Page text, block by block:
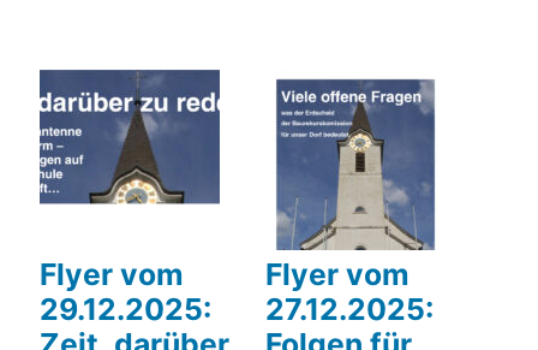
Flyer vom
29.12.2025:
Flyer vom
27.12.2025: